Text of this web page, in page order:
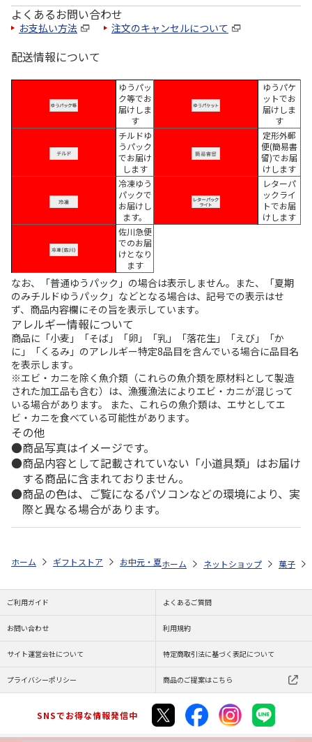
よくあるお問い合わせ
お支払い方法 注文のキャンセルについて
配送情報について
ゆうパッ
ク等でお
届けしま
す
ゆうパケ
ットでお
届けしま
す
チルドゆ
うパック
でお届け
します
定形外郵
便(簡易書
留)でお届
けします
冷凍ゆう
パックで
お届けし
ます。
レターパ
ックライ
トでお届
けします
佐川急便
でのお届
けとなり
ます
なお、「普通ゆうパック」の場合は表示しません。また、「夏期
のみチルドゆうパック」などとなる場合は、記号での表示はせ
ず、商品内容欄にその旨を表示しています。
アレルギー情報について
商品に「小麦」「そば」「卵」「乳」「落花生」「えび」「か
に」「くるみ」のアレルギー特定8品目を含んでいる場合に品目名
を表示します。
※エビ・カニを除く魚介類（これらの魚介類を原材料として製造
された加工品も含む）は、漁獲漁法によりエビ・カニが混じって
いる場合があります。 また、これらの魚介類は、エサとしてエ
ビ・カニを食べている可能性があります。
その他
商品写真はイメージです。
商品内容として記載されていない「小道具類」はお届け
する商品に含まれておりません。
商品の色は、ご覧になるパソコンなどの環境により、実
際と異なる場合があります。
ホーム ギフトストア お中元・夏ギフト特集 2026 ゆうゆうギフト
ホーム ネットショップ 菓子
ご利用ガイド よくあるご質問
お問い合わせ 利用規約
サイト運営会社について 特定商取引法に基づく表記について
プライバシーポリシー 商品のご提案はこちら
SNSでお得な情報発信中